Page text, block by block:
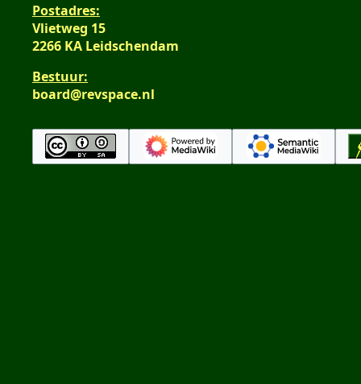
Postadres:
Vlietweg 15
2266 KA Leidschendam
Bestuur:
board@revspace.nl